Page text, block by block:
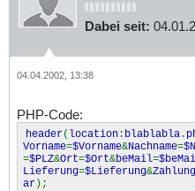
Dabei seit:
04.04.2002, 13:38
PHP-Code:
header( location : blablabla .
Vorname=$Vorname&Nachname=
=$PLZ&Ort=$Ort&beMail=
Lieferung=$Lieferung&Zahlung
ar);